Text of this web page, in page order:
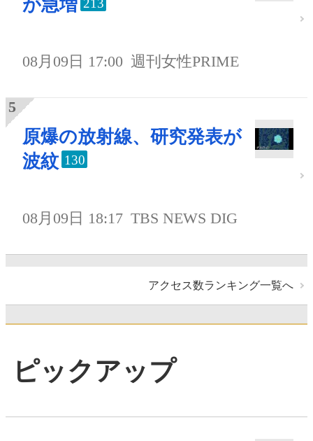
が急増 213
08月09日 17:00 週刊女性PRIME
原爆の放射線、研究発表が
波紋 130
08月09日 18:17 TBS NEWS DIG
アクセス数ランキング一覧へ
ピックアップ